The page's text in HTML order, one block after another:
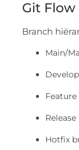
Git
Branch
Main/
Hotfix